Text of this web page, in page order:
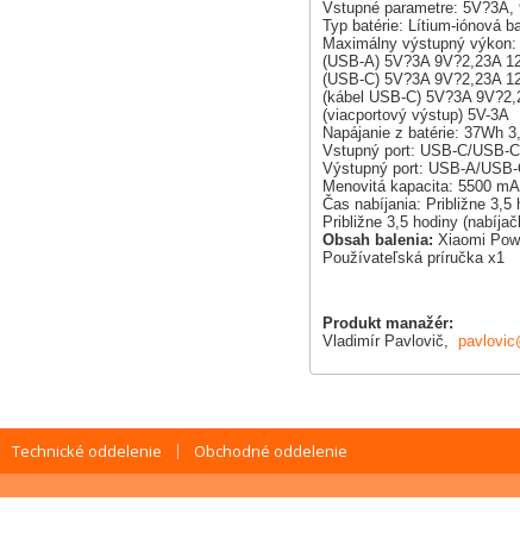
Vstupné parametre: 5V?3A,
Typ batérie: Lítium-iónová
Maximálny výstupný výkon:
(USB-A) 5V?3A 9V?2,23A
(USB-C) 5V?3A 9V?2,23A
(kábel USB-C) 5V?3A
(viacportový výstup) 5V-3A
Napájanie z batérie: 37Wh
Vstupný port: USB-C/USB-
Výstupný port: USB-A/USB-
Menovitá kapacita: 5500
Čas nabíjania: Približne 3,5
Približne 3,5 hodiny
Obsah balenia: Xiaomi
Používateľská príručka x1
Produkt manažér:
Vladimír Pavlovič,
Technické oddelenie Obchodné oddelenie